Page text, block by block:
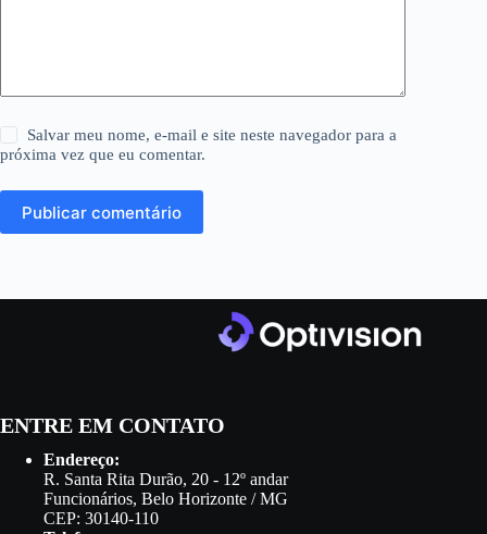
Salvar meu nome, e-mail e site neste navegador para a
próxima vez que eu comentar.
Publicar comentário
ENTRE EM CONTATO
Endereço:
R. Santa Rita Durão, 20 - 12º andar
Funcionários, Belo Horizonte / MG
CEP: 30140-110